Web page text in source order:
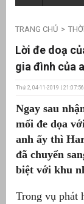
TRANG CHỦ
Lời đe doạ
gia đình của
Thứ 2, 04-11-2019 | 21:07:56
Ngay sau
mối đe dọa
anh ấy thì
đã chuyển
biệt với khu
Trong vụ phát